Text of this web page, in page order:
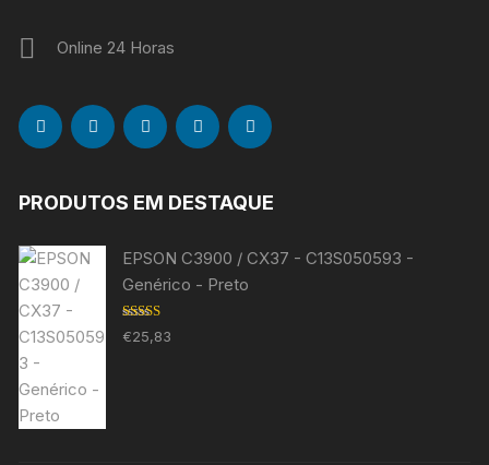
Online 24 Horas
PRODUTOS EM DESTAQUE
EPSON C3900 / CX37 - C13S050593 -
Genérico - Preto
Avaliação
5.00de 5
€25,83